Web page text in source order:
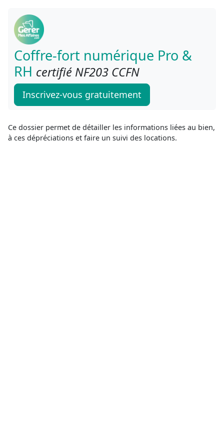
Coffre-fort numérique Pro &
RH certifié NF203 CCFN
Inscrivez-vous gratuitement
Ce dossier permet de détailler les informations liées au bien,
à ces dépréciations et faire un suivi des locations.